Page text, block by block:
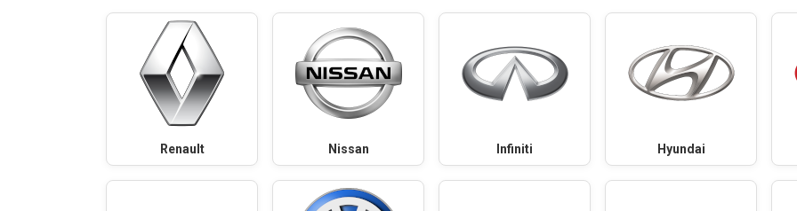
Renault Nissan Infiniti Hyundai